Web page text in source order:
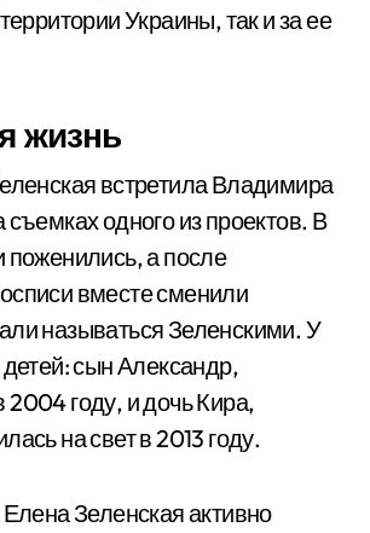
Украины, так и за ее
жизнь
встретила Владимира
съемках одного из проектов. В
поженились, а после
вместе сменили
называться Зеленскими. У
детей: сын Александр,
году, и дочь Кира,
на свет в 2013 году.
Зеленская активно